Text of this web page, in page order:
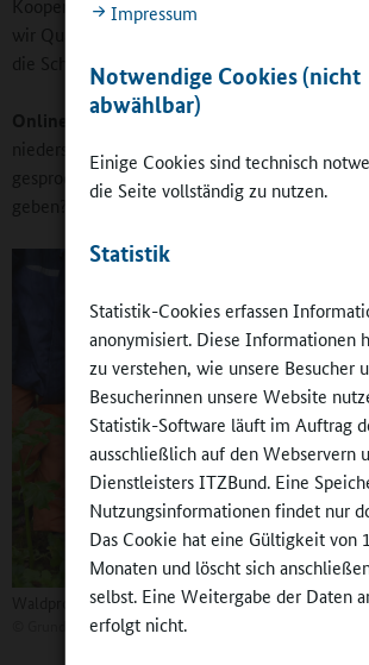
Impressum
Notwendige Cookies (nicht
abwählbar)
Einige Cookies sind technisch
die Seite vollständig zu nutzen.
Statistik
Statistik-Cookies erfassen
anonymisiert. Diese Informationen
zu verstehen, wie unsere Besucher
Besucherinnen unsere Website
Statistik-Software läuft im Auftrag
ausschließlich auf den Webservern
Dienstleisters ITZBund. Eine
Nutzungsinformationen findet nur
Das Cookie hat eine Gültigkeit von
Monaten und löscht sich
selbst. Eine Weitergabe der Daten
erfolgt nicht.
wir Qualifizierungsangebote denken können,
die Schulen in 2026 dann auch vorhalten zu
Online-Redaktion:Im Mai haben Sie im
niedersächsischen Erlass „Die Arbeit in der
gesprochen, der novelliert werden soll. Wird es
geben?
Waldprojekt
Grundschule Häcklingen